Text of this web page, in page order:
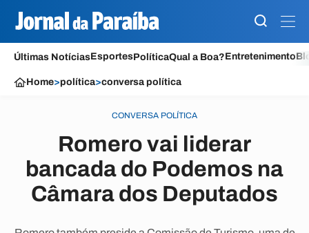
Últimas NotíciasEsportesPolíticaQual a Boa?Entretenimento
Home>política>conversa política
CONVERSA POLÍTICA
Romero vai liderar
bancada do Podemos na
Câmara dos Deputados